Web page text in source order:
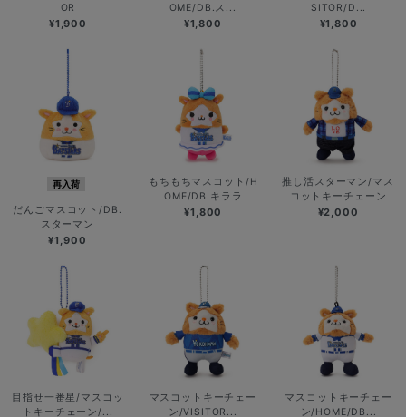
OR
¥1,900
OME/DB.ス...
¥1,800
SITOR/D...
¥1,800
再入荷
だんごマスコット/DB.
スターマン
¥1,900
もちもちマスコット/H
OME/DB.キララ
¥1,800
推し活スターマン/マス
コットキーチェーン
¥2,000
目指せ一番星/マスコッ
トキーチェーン/...
マスコットキーチェー
ン/VISITOR...
マスコットキーチェー
ン/HOME/DB...